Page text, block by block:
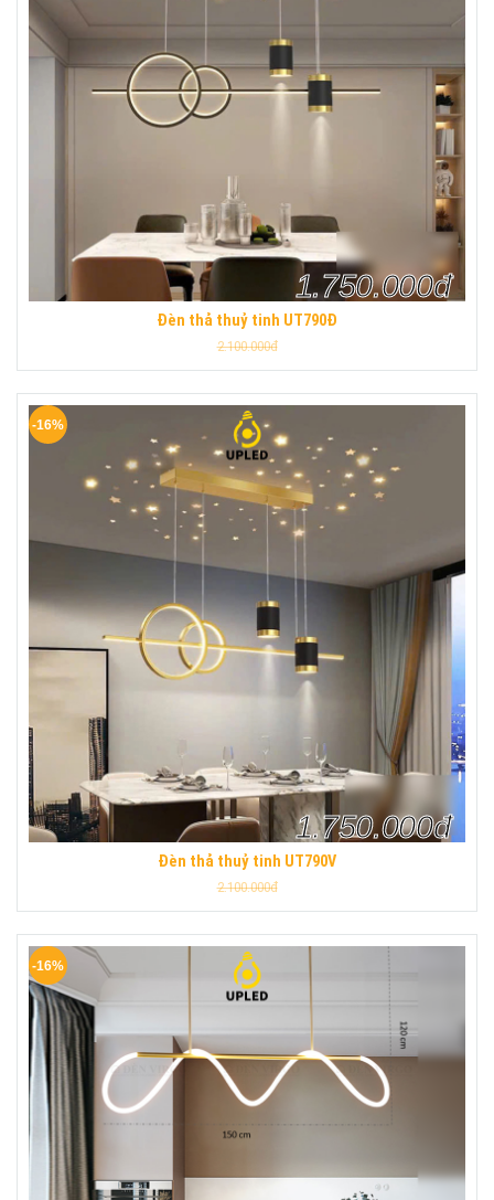
Đèn thả thuỷ tinh UT790Đ
1.750.000đ
2.100.000đ
Đèn thả thuỷ tinh UT790V
1.750.000đ
2.100.000đ
-16%
-16%